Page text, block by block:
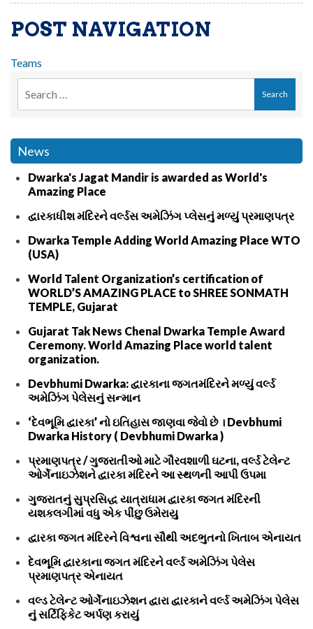
POST NAVIGATION
Teams
News
Dwarka's Jagat Mandir is awarded as World's
Amazing Place
દ્વારકાધીશ મંદિરને વર્લ્ડસ અમેઝિંગ પ્લેસનું મળ્યું પ્રમાણપત્ર
Dwarka Temple Adding World Amazing Place WTO
(USA)
World Talent Organization’s certification of
WORLD’S AMAZING PLACE to SHREE SONMATH
TEMPLE, Gujarat
Gujarat Tak News Chenal Dwarka Temple Award
Ceremony. World Amazing Place world talent
organization.
Devbhumi Dwarka: દ્વારકાના જગતમંદિરને મળ્યું વર્લ્ડ
અમેઝિંગ પેલેસનું સન્માન
‘દેવભૂમિ દ્વારકા’ નો ઇતિહાસ જાણવા જેવો છે । Devbhumi
Dwarka History ( Devbhumi Dwarka )
પ્રમાણપત્ર / ગુજરાતીઓ માટે ગૌરવશાળી ઘટના, વર્લ્ડ ટેલેન્ટ
ઓર્ગેનાઇઝેશને દ્વારકા મંદિરને આ સ્થળની આપી ઉપમા
ગુજરાતનું સુપ્રસિદ્ધ યાત્રાધામ દ્વારકા જગત મંદિરની
યશકલગીમાં વધુ એક પીંછુ ઉમેરાયુ
દ્વારકા જગત મંદિરને વિશ્વના સૌથી અદભુતનો ખિતાબ એનાયત
દેવભૂમિ દ્વારકાના જગત મંદિરને વર્લ્ડ અમેઝિંગ પેલેસ
પ્રમાણપત્ર એનાયત
વલ્ડ ટેલેન્ટ ઓર્ગેનાઇઝેશન દ્વારા દ્વારકાને વર્લ્ડ અમેઝિંગ પેલેસ
નું સર્ટિફિકેટ અર્પણ કરાયું